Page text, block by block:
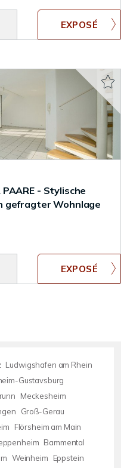
PAARE - Stylische
gefragter Wohnlage
Ludwigshafen am Rhein
Gustavsburg
Meckesheim
Groß-Gerau
Flörsheim am Main
Bammental
Weinheim
Eppstein